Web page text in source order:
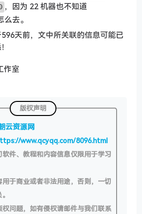
，因为 22 机器也不知道
么去。
天前，文中所关联的信息可能已
作室
版权声明
云资源网
www.qcyqq.com/8096.html
件、教程和内容信息仅限用于学习
用于商业或者非法用途，否则，一切
问题，如有侵权请邮件与我们联系